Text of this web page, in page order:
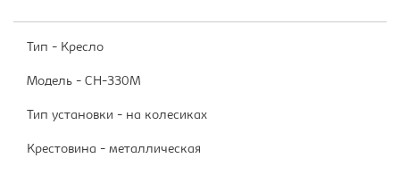
Тип - Кресло
Модель - CH-330M
Тип установки - на колесиках
Крестовина - металлическая